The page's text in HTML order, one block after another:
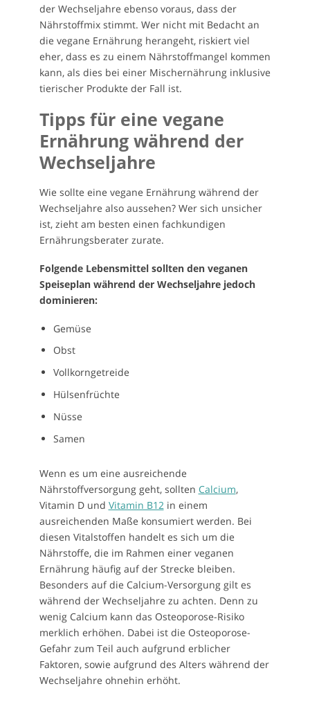
der Wechseljahre ebenso voraus, dass der
Nährstoffmix stimmt. Wer nicht mit Bedacht an
die vegane Ernährung herangeht, riskiert viel
eher, dass es zu einem Nährstoffmangel kommen
kann, als dies bei einer Mischernährung inklusive
tierischer Produkte der Fall ist.
Tipps für eine vegane
Ernährung während der
Wechseljahre
Wie sollte eine vegane Ernährung während der
Wechseljahre also aussehen? Wer sich unsicher
ist, zieht am besten einen fachkundigen
Ernährungsberater zurate.
Folgende Lebensmittel sollten den veganen
Speiseplan während der Wechseljahre jedoch
dominieren:
Gemüse
Obst
Vollkorngetreide
Hülsenfrüchte
Nüsse
Samen
Wenn es um eine ausreichende
Nährstoffversorgung geht, sollten Calcium,
Vitamin D und Vitamin B12in einem
ausreichenden Maße konsumiert werden. Bei
diesen Vitalstoffen handelt es sich um die
Nährstoffe, die im Rahmen einer veganen
Ernährung häufig auf der Strecke bleiben.
Besonders auf die Calcium-Versorgung gilt es
während der Wechseljahre zu achten. Denn zu
wenig Calcium kann das Osteoporose-Risiko
merklich erhöhen. Dabei ist die Osteoporose-
Gefahr zum Teil auch aufgrund erblicher
Faktoren, sowie aufgrund des Alters während der
Wechseljahre ohnehin erhöht.